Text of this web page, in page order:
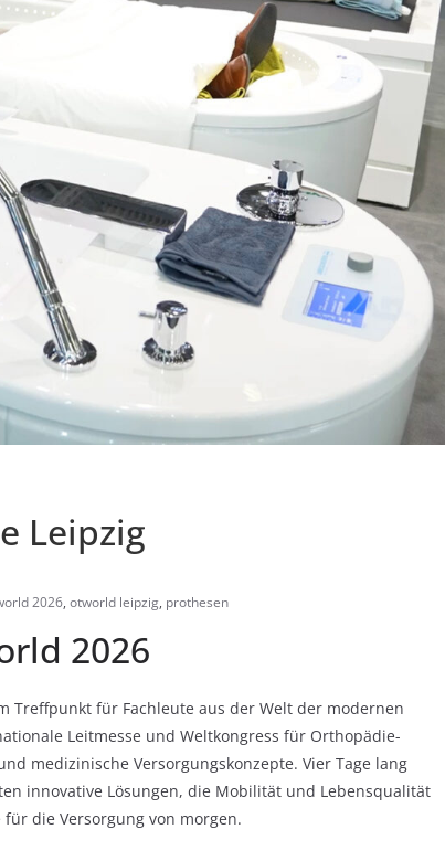
Leipzig
2026, otworld leipzig, prothesen
2026
Treffpunkt für Fachleute aus der Welt der modernen
Leitmesse und Weltkongress für Orthopädie-
medizinische Versorgungskonzepte. Vier Tage lang
innovative Lösungen, die Mobilität und Lebensqualität
die Versorgung von morgen.